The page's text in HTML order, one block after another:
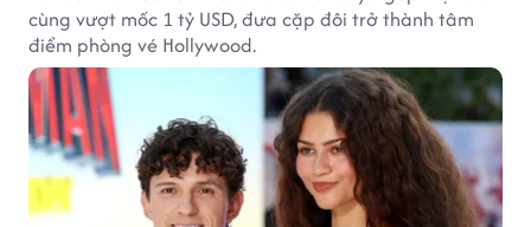
cùng vượt mốc 1 tỷ USD, đưa cặp đôi trở thành tâm
điểm phòng vé Hollywood.